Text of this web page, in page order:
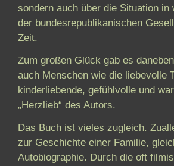
sondern auch über die Situation in
der bundesrepublikanischen
Zeit.
Zum großen Glück gab es
auch Menschen wie die liebevolle
kinderliebende, gefühlvolle und
„Herzlieb“ des Autors.
Das Buch ist vieles zugleich.
zur Geschichte einer Familie,
Autobiographie. Durch die oft